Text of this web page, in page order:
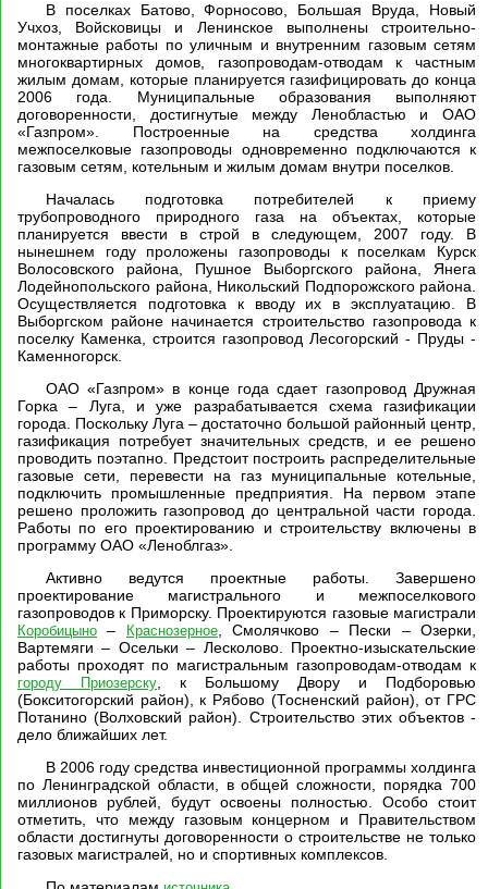
В поселках Батово, Форносово, Большая Вруда, Новый
Учхоз, Войсковицы и Ленинское выполнены строительно-
монтажные работы по уличным и внутренним газовым сетям
многоквартирных домов, газопроводам-отводам к частным
жилым домам, которые планируется газифицировать до конца
2006 года. Муниципальные образования выполняют
договоренности, достигнутые между Ленобластью и ОАО
«Газпром». Построенные на средства холдинга
межпоселковые газопроводы одновременно подключаются к
газовым сетям, котельным и жилым домам внутри поселков.
Началась подготовка потребителей к приему
трубопроводного природного газа на объектах, которые
планируется ввести в строй в следующем, 2007 году. В
нынешнем году проложены газопроводы к поселкам Курск
Волосовского района, Пушное Выборгского района, Янега
Лодейнопольского района, Никольский Подпорожского района.
Осуществляется подготовка к вводу их в эксплуатацию. В
Выборгском районе начинается строительство газопровода к
поселку Каменка, строится газопровод Лесогорский - Пруды -
Каменногорск.
ОАО «Газпром» в конце года сдает газопровод Дружная
Горка – Луга, и уже разрабатывается схема газификации
города. Поскольку Луга – достаточно большой районный центр,
газификация потребует значительных средств, и ее решено
проводить поэтапно. Предстоит построить распределительные
газовые сети, перевести на газ муниципальные котельные,
подключить промышленные предприятия. На первом этапе
решено проложить газопровод до центральной части города.
Работы по его проектированию и строительству включены в
программу ОАО «Леноблгаз».
Активно ведутся проектные работы. Завершено
проектирование магистрального и межпоселкового
газопроводов к Приморску. Проектируются газовые магистрали
Коробицыно – Краснозерное, Смолячково – Пески – Озерки,
Вартемяги – Осельки – Лесколово. Проектно-изыскательские
работы проходят по магистральным газопроводам-отводам к
городу Приозерску, к Большому Двору и Подборовью
(Бокситогорский район), к Рябово (Тосненский район), от ГРС
Потанино (Волховский район). Строительство этих объектов -
дело ближайших лет.
В 2006 году средства инвестиционной программы холдинга
по Ленинградской области, в общей сложности, порядка 700
миллионов рублей, будут освоены полностью. Особо стоит
отметить, что между газовым концерном и Правительством
области достигнуты договоренности о строительстве не только
газовых магистралей, но и спортивных комплексов.